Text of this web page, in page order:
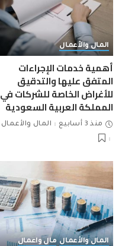
المال والأعمال
أهمية خدمات الإجراءات
المتفق عليها والتدقيق
للأغراض الخاصة للشركات في
المملكة العربية السعودية
منذ 3 أسابيع المال والأعمال
المال والأعمال مال واعمال